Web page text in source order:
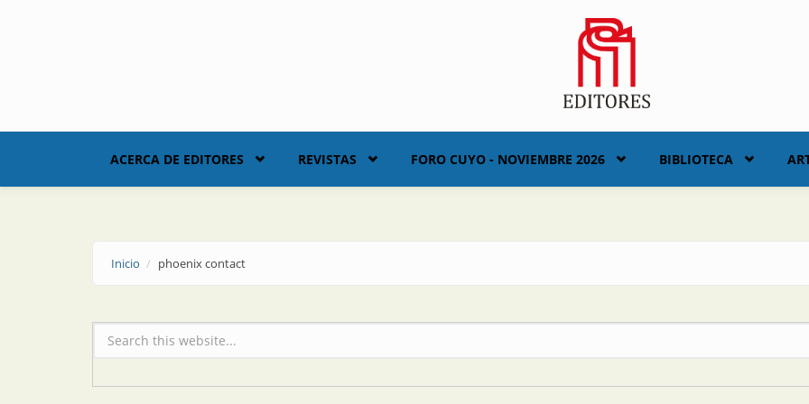
ACERCA DE EDITORES REVISTAS FORO CUYO - NOVIEMBRE 2026 BIBLIOTECA
Inicio phoenix contact
Formulario de búsqueda